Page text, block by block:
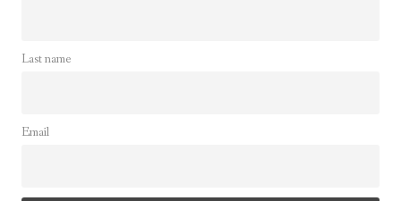
Last name
Email